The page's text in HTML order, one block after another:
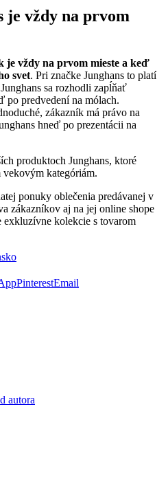
je vždy na prvom
je vždy na prvom mieste a keď
svet. Pri značke Junghans to platí
sa rozhodli zapĺňať
po predvedení na mólach.
zákazník má právo na
hneď po prezentácii na
produktoch Junghans, ktoré
kategóriám.
ponuky oblečenia predávanej v
zákazníkov aj na jej online shope
exkluzívne kolekcie s tovarom
PinterestEmail
autora